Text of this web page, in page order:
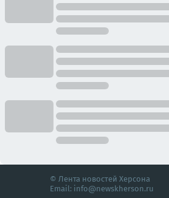
© Лента новостей Херсона
Email: info@newskherson.ru